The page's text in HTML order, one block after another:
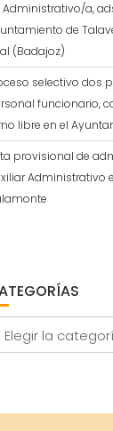
Administrativo/a,
de
(Badajoz)
selectivo dos
funcionario,
libre en el
provisional de
Administrativo